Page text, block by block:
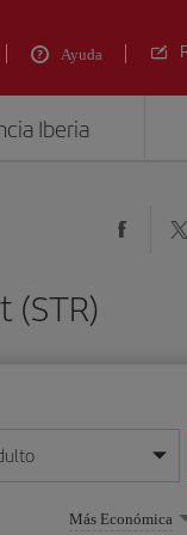
Ayuda
Iberia
(STR)
mes/año
Más Económica